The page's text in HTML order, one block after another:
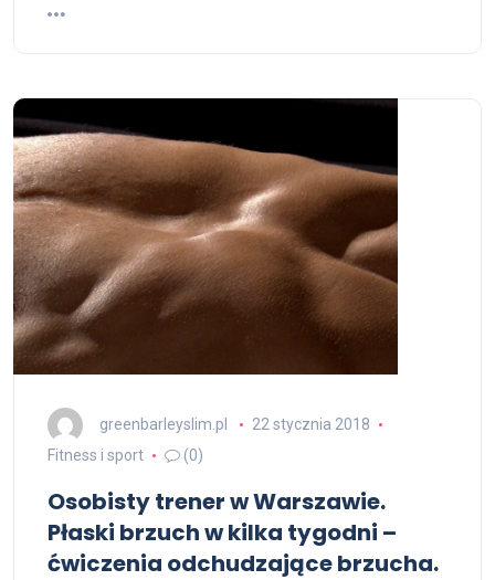
greenbarleyslim.pl
22 stycznia 2018
Fitness i sport
(0)
Osobisty trener w Warszawie.
Płaski brzuch w kilka tygodni –
ćwiczenia odchudzające brzucha.